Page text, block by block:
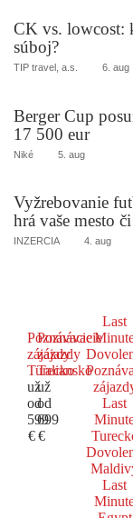
CK vs. lowcost:
súboj?
TIP travel, a.s. 6. aug
Berger Cup
17 500 eur
Niké 5. aug
Vyžrebovanie
hrá vaše mesto
INZERCIA 4. aug
Poznávacie
zájazdy
Turecko
už
od
599
€
Poznávacie
zájazdy
Taliansko
už
od
699
€
Last
Last
Last